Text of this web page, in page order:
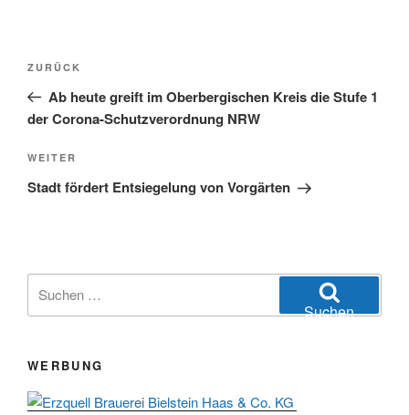
Beitragsnavigation
Vorheriger
Beitrag
ZURÜCK
Ab heute greift im Oberbergischen Kreis die Stufe 1
der Corona-Schutzverordnung NRW
Nächster
Beitrag
WEITER
Stadt fördert Entsiegelung von Vorgärten
nach:
Suchen
WERBUNG